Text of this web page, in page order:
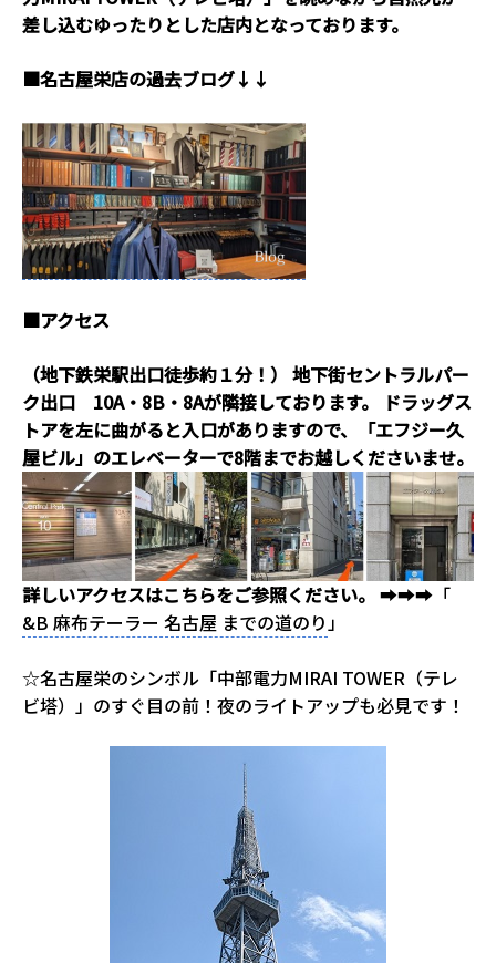
差し込むゆったりとした店内となっております。
■名古屋栄店の過去ブログ↓↓
■アクセス
（地下鉄栄駅出口徒歩約１分！） 地下街セントラルパー
ク出口 10A・8B・8Aが隣接しております。
ドラッグス
トアを左に曲がると入口がありますので、「エフジー久
屋ビル」のエレベーターで8階までお越しくださいませ。
詳しいアクセスはこちらをご参照ください。 ➡➡➡「
&B 麻布テーラー 名古屋 までの道のり 」
☆名古屋栄のシンボル「中部電力MIRAI TOWER（テレ
ビ塔）」のすぐ目の前！夜のライトアップも必見です！